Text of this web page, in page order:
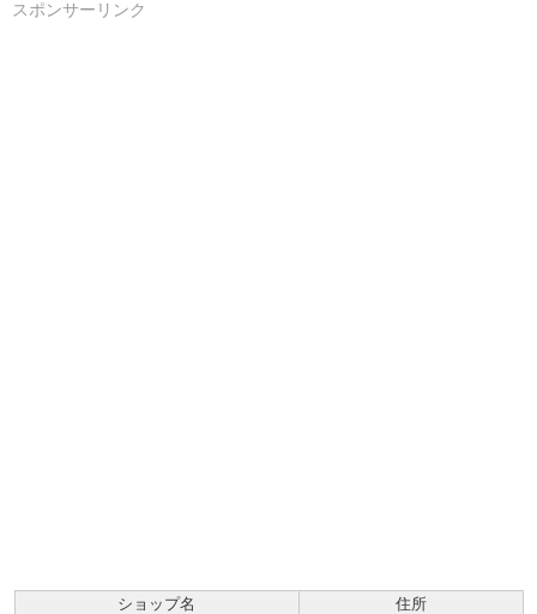
スポンサーリンク
ショップ名
住所